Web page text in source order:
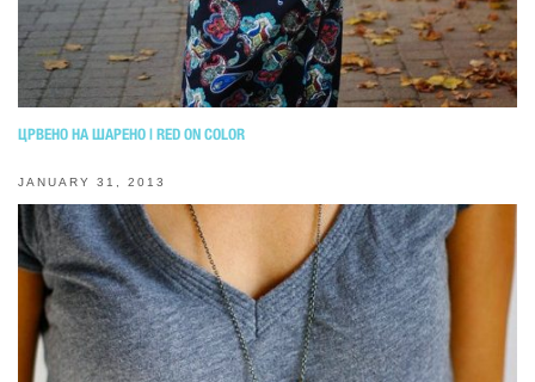
ЦРВЕНО НА ШАРЕНО | RED ON COLOR
JANUARY 31, 2013